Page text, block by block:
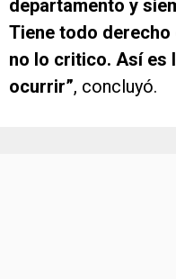
departamento y
Tiene todo derecho
no lo critico. Así es
ocurrir”, concluyó.